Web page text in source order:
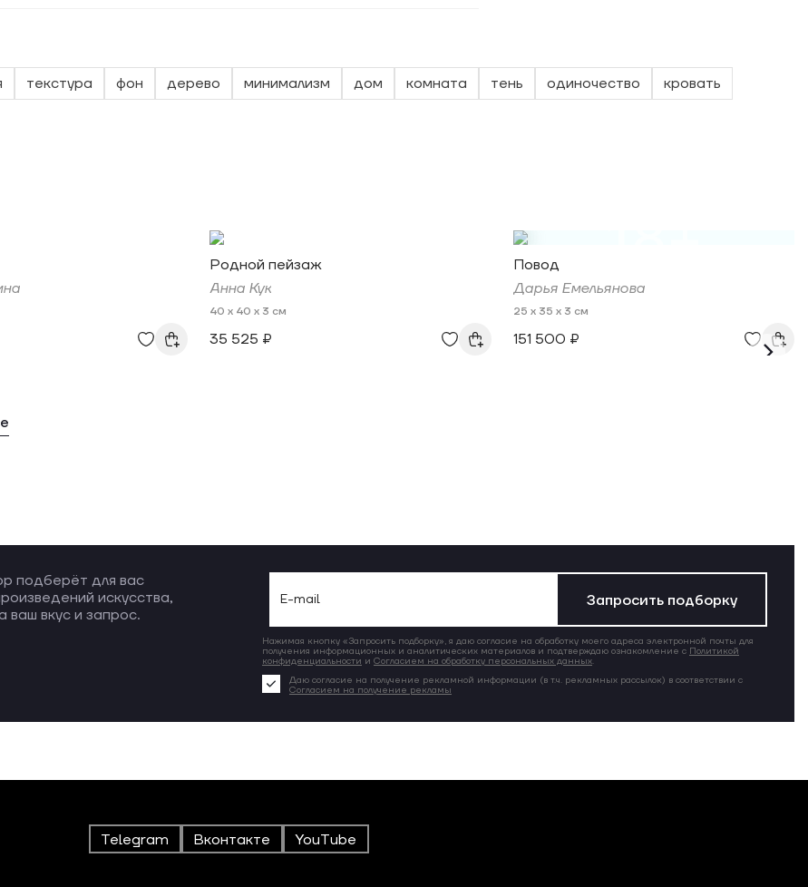
текстура фон дерево минимализм дом комната тень одиночество
кровать
Родной пейзаж
Анна Кук
40 x 40 x 3 см
35 525 ₽
Повод
Дарья Емельянова
25 x 35 x 3 см
151 500 ₽
подберёт для вас
искусства,
ваш вкус и запрос.
Запросить подборку
Нажимая кнопку «Запросить подборку», я даю согласие на обработку моего адреса электронной почты для
получения информационных и аналитических материалов и подтверждаю ознакомление с Политикой
конфиденциальности и Согласием на обработку персональных данных.
Даю согласие на получение рекламной информации (в т.ч. рекламных рассылок) в соответствии с
Согласием на получение рекламы
Telegram Вконтакте YouTube